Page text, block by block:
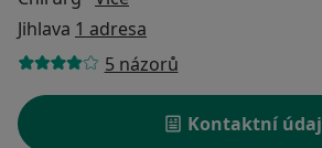
Jihlava 1 adresa
5 názorů
Kontaktní